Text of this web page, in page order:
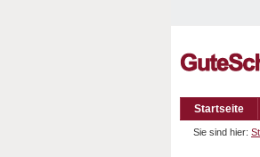
Startseite
Sie sind hier: